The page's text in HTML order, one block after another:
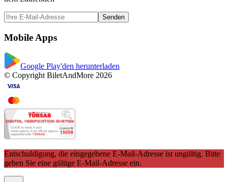
Senden
Mobile Apps
Google Play'den herunterladen
© Copyright BiletAndMore 2026
Entschuldigung, die eingegebene E-Mail-Adresse ist ungültig. Bitte
geben Sie eine gültige E-Mail-Adresse ein.